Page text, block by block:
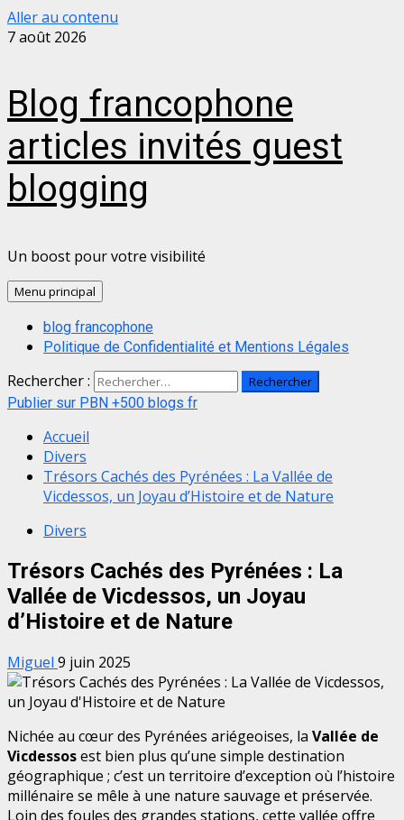
Aller au contenu
7 août 2026
Blog francophone
articles invités guest
blogging
Un boost pour votre visibilité
Menu principal
blog francophone
Politique de Confidentialité et Mentions Légales
Rechercher :
Publier sur PBN +500 blogs fr
Accueil
Divers
Trésors Cachés des Pyrénées : La Vallée de
Vicdessos, un Joyau d’Histoire et de Nature
Divers
Trésors Cachés des Pyrénées : La
Vallée de Vicdessos, un Joyau
d’Histoire et de Nature
Miguel 9 juin 2025
Nichée au cœur des Pyrénées ariégeoises, la Vallée de
Vicdessosest bien plus qu’une simple destination
géographique ; c’est un territoire d’exception où l’histoire
millénaire se mêle à une nature sauvage et préservée.
Loin des foules des grandes stations, cette vallée offre